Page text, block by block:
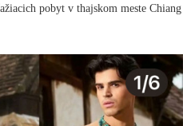
pobyt v thajskom meste Chiang